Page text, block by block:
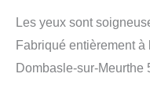
Les yeux sont
Fabriqué entièrement
Dombasle-sur-Meurthe